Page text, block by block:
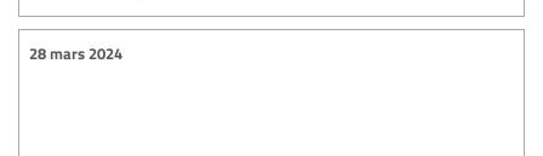
28 mars 2024